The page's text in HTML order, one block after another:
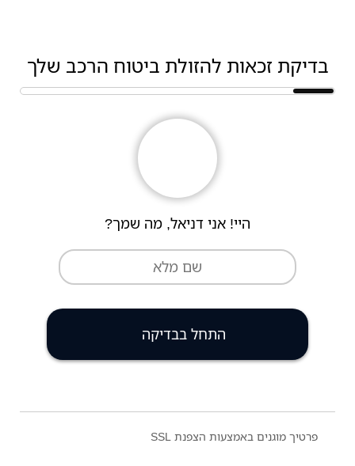
בדיקת זכאות להזולת ביטוח הרכב שלך
היי! אני דניאל, מה שמך?
התחל בבדיקה
פרטיך מוגנים באמצעות הצפנת SSL